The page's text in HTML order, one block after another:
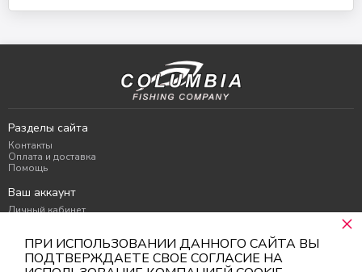
Цвет #14
Разделы сайта
Контакты
Оплата и доставка
Помощь
Ваш аккаунт
Личный кабинет
Контакты
ПРИ ИСПОЛЬЗОВАНИИ ДАННОГО САЙТА ВЫ
ПОДТВЕРЖДАЕТЕ СВОЕ СОГЛАСИЕ НА
×